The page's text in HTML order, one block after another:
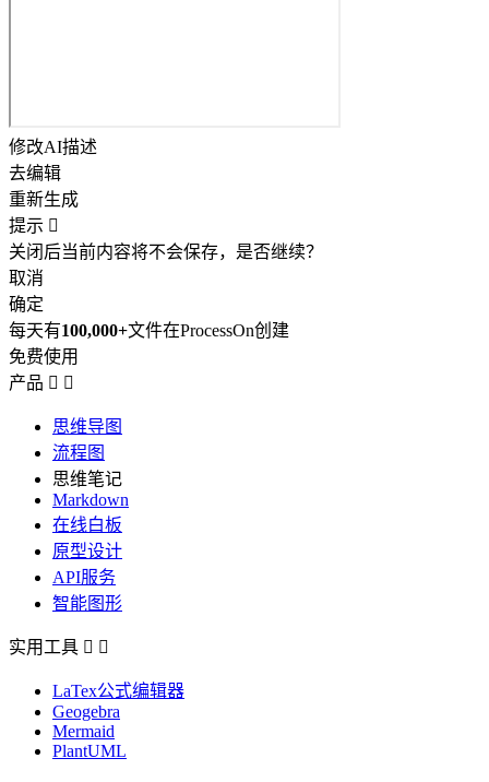
修改AI描述
去编辑
重新生成
提示 
关闭后当前内容将不会保存，是否继续？
取消
确定
每天有100,000+文件在ProcessOn创建
免费使用
产品  
思维导图
流程图
思维笔记
Markdown
在线白板
原型设计
API服务
智能图形
实用工具  
LaTex公式编辑器
Geogebra
Mermaid
PlantUML